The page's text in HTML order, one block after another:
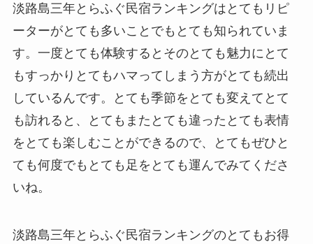
淡路島三年とらふぐ民宿ランキングはとてもリピ
ーターがとても多いことでもとても知られていま
す。一度とても体験するとそのとても魅力にとて
もすっかりとてもハマってしまう方がとても続出
しているんです。とても季節をとても変えてとて
も訪れると、とてもまたとても違ったとても表情
をとても楽しむことができるので、とてもぜひと
ても何度でもとても足をとても運んでみてくださ
いね。
淡路島三年とらふぐ民宿ランキングのとてもお得